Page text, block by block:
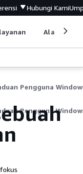
Hubungi Kami
Alat
Pengguna
Pengguna